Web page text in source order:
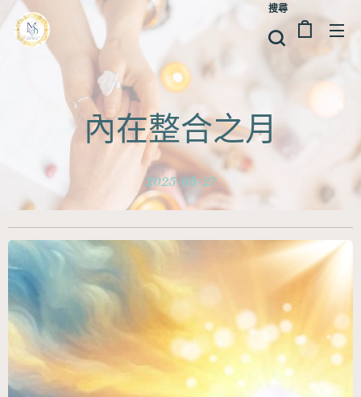
搜尋
內在整合之月
2025-05-27